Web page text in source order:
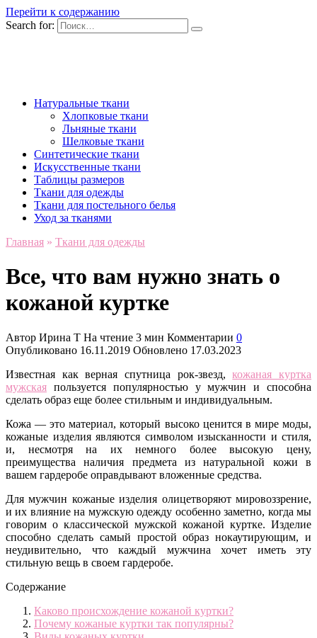
Перейти к содержанию
Search for:
Натуральные ткани
Хлопковые ткани
Льняные ткани
Шелковые ткани
Синтетические ткани
Искусственные ткани
Таблицы размеров
Ткани для одежды
Ткани для постельного белья
Уход за тканями
Главная » Ткани для одежды
Все, что вам нужно знать о
кожаной куртке
Автор Ирина Т На чтение 3 мин Комментарии 0
Опубликовано 16.11.2019 Обновлено 17.03.2023
Известная как верная спутница рок-звезд,кожаная куртка
мужская пользуется популярностью у мужчин и способна
сделать образ еще более стильным и индивидуальным.
Кожа — это материал, который высоко ценится в мире моды,
кожаные изделия являются символом изысканности и стиля,
и, несмотря на их немного более высокую цену,
преимущества наличия предмета из натуральной кожи в
вашем гардеробе оправдывают вложенные средства.
Для мужчин кожаные изделия олицетворяют мировоззрение,
и их влияние на мужскую одежду особенно заметно, когда мы
говорим о классической мужской кожаной куртке. Изделие
способно сделать самый простой образ нокаутирующим, и
неудивительно, что каждый мужчина хочет иметь эту
стильную вещь в своем гардеробе.
Содержание
Каково происхождение кожаной куртки?
Почему кожаные куртки так популярны?